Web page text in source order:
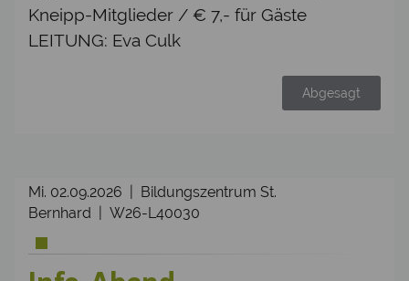
Kneipp-Mitglieder / € 7,- für Gäste
LEITUNG: Eva Culk
Abgesagt
Mi. 02.09.2026 | Bildungszentrum St.
Bernhard | W26-L40030